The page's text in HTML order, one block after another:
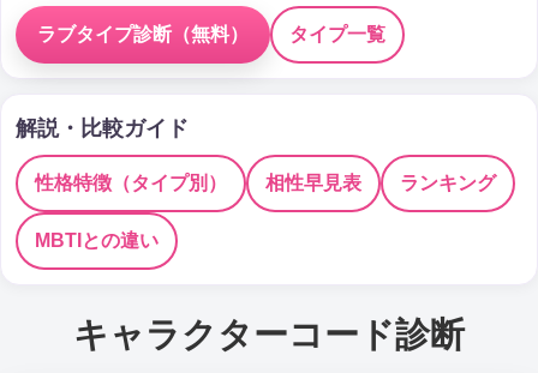
ラブタイプ診断（無料） タイプ一覧
解説・比較ガイド
性格特徴（タイプ別） 相性早見表 ランキング
MBTIとの違い
キャラクターコード診断